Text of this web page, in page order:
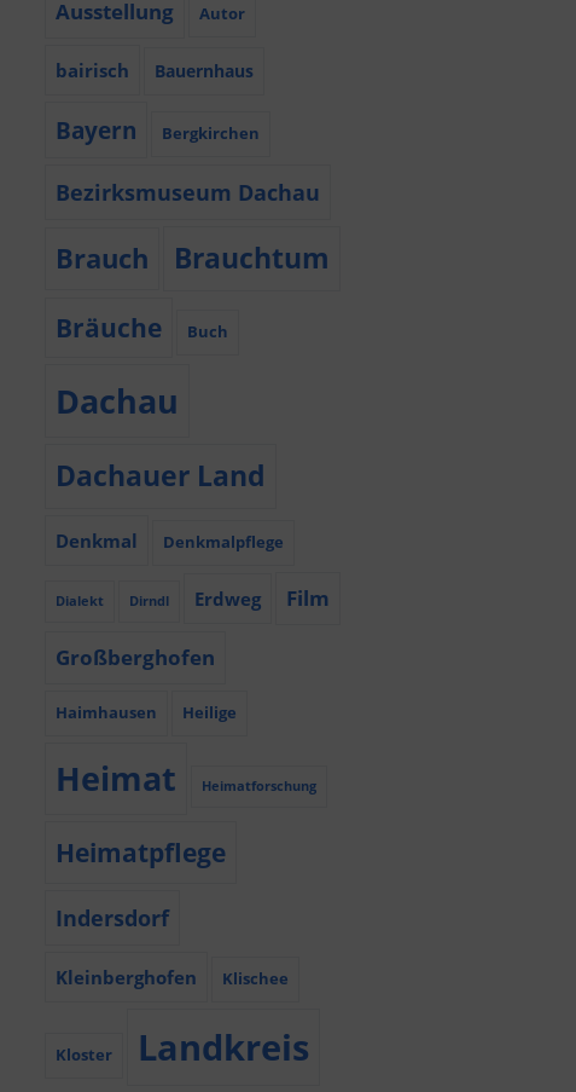
Ausstellung Autor
bairisch Bauernhaus
Bayern Bergkirchen
Bezirksmuseum Dachau
Brauch Brauchtum
Bräuche Buch
Dachau
Dachauer Land
Denkmal Denkmalpflege
Dialekt Dirndl Erdweg Film
Großberghofen
Haimhausen Heilige
Heimat Heimatforschung
Heimatpflege
Indersdorf
Kleinberghofen Klischee
Kloster Landkreis